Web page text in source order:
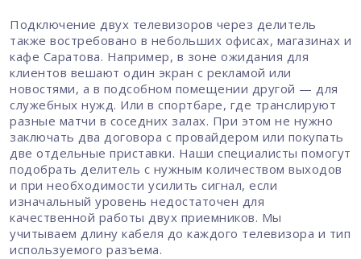
Подключение двух телевизоров через делитель
также востребовано в небольших офисах, магазинах и
кафе Саратова. Например, в зоне ожидания для
клиентов вешают один экран с рекламой или
новостями, а в подсобном помещении другой — для
служебных нужд. Или в спортбаре, где транслируют
разные матчи в соседних залах. При этом не нужно
заключать два договора с провайдером или покупать
две отдельные приставки. Наши специалисты помогут
подобрать делитель с нужным количеством выходов
и при необходимости усилить сигнал, если
изначальный уровень недостаточен для
качественной работы двух приемников. Мы
учитываем длину кабеля до каждого телевизора и тип
используемого разъема.